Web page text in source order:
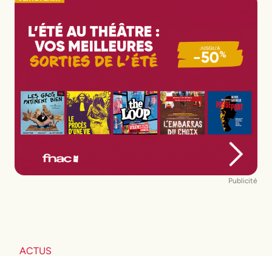
Publicité
ACTUS